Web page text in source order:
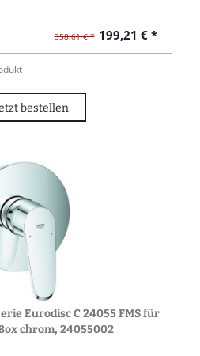
358,61 € * 199,21 € *
bestellen
Eurodisc C 24055 FMS für
chrom, 24055002